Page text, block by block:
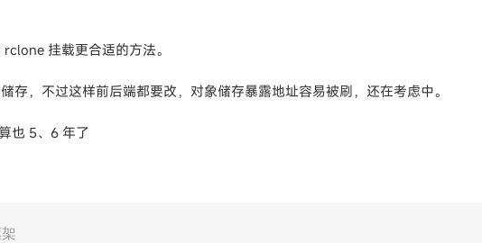
挂载更合适的方法。
存，不过这样前后端都要改，对象储存暴露地址容易被刷，还在考虑中。
也 5、6 年了